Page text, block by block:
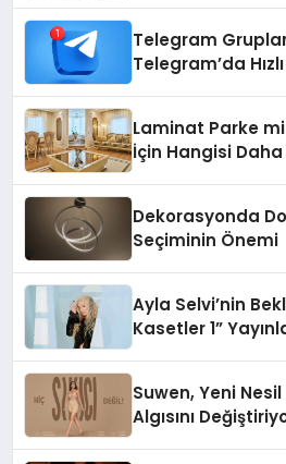
Telegram
Telegram’da
Laminat Parke
İçin Hangisi
Dekorasyonda
Seçiminin Önemi
Ayla Selvi’nin
Kasetler 1”
Suwen, Yeni
Algısını